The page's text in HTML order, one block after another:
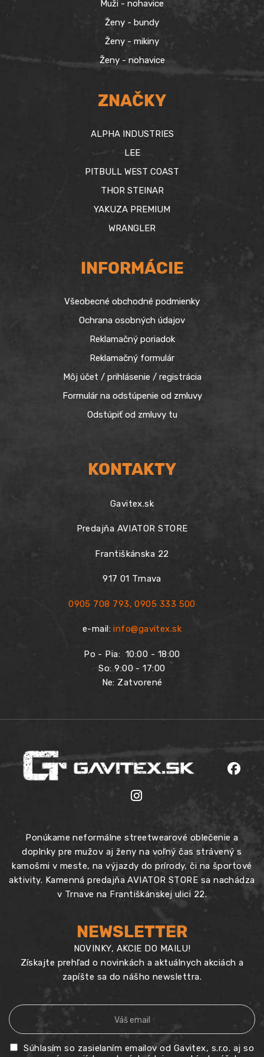
Muži - nohavice
Ženy - bundy
Ženy - mikiny
Ženy - nohavice
ZNAČKY
ALPHA INDUSTRIES
LEE
PITBULL WEST COAST
THOR STEINAR
YAKUZA PREMIUM
WRANGLER
INFORMÁCIE
Všeobecné obchodné podmienky
Ochrana osobných údajov
Reklamačný poriadok
Reklamačný formulár
Môj účet / prihlásenie / registrácia
Formulár na odstúpenie od zmluvy
Odstúpiť od zmluvy tu
KONTAKTY
Gavitex.sk
Predajňa AVIATOR STORE
Františkánska 22
917 01 Trnava
0905 708 793,0905 333 500
e-mail:info@gavitex.sk
Po - Pia:10:00 - 18:00
So: 9:00 - 17:00
Ne: Zatvorené
Ponúkame neformálne streetwearové oblečenie a
doplnky pre mužov aj ženy na voľný čas strávený s
kamošmi v meste, na výjazdy do prírody, či na športové
aktivity. Kamenná predajňa AVIATOR STORE sa nachádza
v Trnave na Františkánskej ulici 22.
NEWSLETTER
NOVINKY, AKCIE DO MAILU!
Získajte prehľad o novinkách a aktuálnych akciách a
zapíšte sa do nášho newslettra.
Súhlasím so zasielaním emailov od Gavitex, s.r.o. aj so